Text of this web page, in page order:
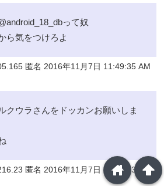
って奴
ら気をつけろよ
匿名 2016年11月7日 11:49:35 AM
クウラさんをドッカンお願いしま
匿名 2016年11月7日 11:48:13 AMarrowup
home